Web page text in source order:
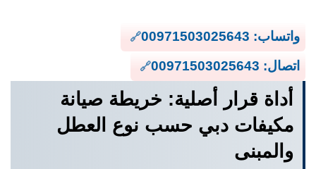
واتساب: 00971503025643
اتصال: 00971503025643
أداة قرار أصلية: خريطة صيانة
مكيفات دبي حسب نوع العطل
والمبنى